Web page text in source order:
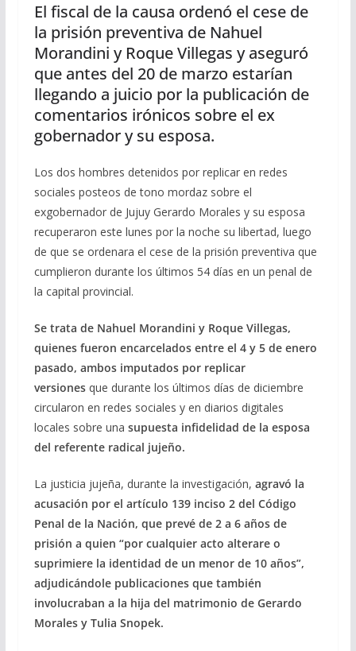
El fiscal de la causa ordenó el cese de
la prisión preventiva de Nahuel
Morandini y Roque Villegas y aseguró
que antes del 20 de marzo estarían
llegando a juicio por la publicación de
comentarios irónicos sobre el ex
gobernador y su esposa.
Los dos hombres detenidos por replicar en redes
sociales posteos de tono mordaz sobre el
exgobernador de Jujuy Gerardo Morales y su esposa
recuperaron este lunes por la noche su libertad, luego
de que se ordenara el cese de la prisión preventiva que
cumplieron durante los últimos 54 días en un penal de
la capital provincial.
Se trata de Nahuel Morandini y Roque Villegas,
quienes fueron encarcelados entre el 4 y 5 de enero
pasado, ambos imputados por replicar
versionesque durante los últimos días de diciembre
circularon en redes sociales y en diarios digitales
locales sobre una supuesta infidelidad de la esposa
del referente radical jujeño.
La justicia jujeña, durante la investigación, agravó la
acusación por el artículo 139 inciso 2 del Código
Penal de la Nación, que prevé de 2 a 6 años de
prisión a quien “por cualquier acto alterare o
suprimiere la identidad de un menor de 10 años”,
adjudicándole publicaciones que también
involucraban a la hija del matrimonio de Gerardo
Morales y Tulia Snopek.